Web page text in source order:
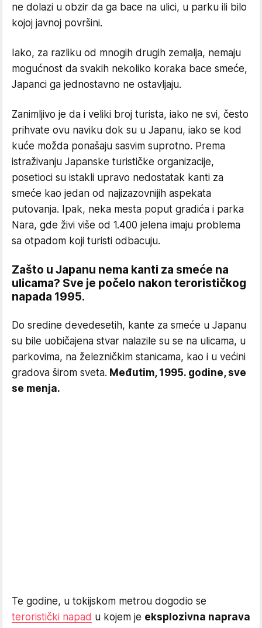
ne dolazi u obzir da ga bace na ulici, u parku ili bilo
kojoj javnoj površini.
Iako, za razliku od mnogih drugih zemalja, nemaju
mogućnost da svakih nekoliko koraka bace smeće,
Japanci ga jednostavno ne ostavljaju.
Zanimljivo je da i veliki broj turista, iako ne svi, često
prihvate ovu naviku dok su u Japanu, iako se kod
kuće možda ponašaju sasvim suprotno. Prema
istraživanju Japanske turističke organizacije,
posetioci su istakli upravo nedostatak kanti za
smeće kao jedan od najizazovnijih aspekata
putovanja. Ipak, neka mesta poput gradića i parka
Nara, gde živi više od 1.400 jelena imaju problema
sa otpadom koji turisti odbacuju.
Zašto u Japanu nema kanti za smeće na
ulicama? Sve je počelo nakon terorističkog
napada 1995.
Do sredine devedesetih, kante za smeće u Japanu
su bile uobičajena stvar nalazile su se na ulicama, u
parkovima, na železničkim stanicama, kao i u većini
gradova širom sveta. Međutim, 1995. godine, sve
se menja.
Te godine, u tokijskom metrou dogodio se
teroristički napad u kojem je eksplozivna naprava